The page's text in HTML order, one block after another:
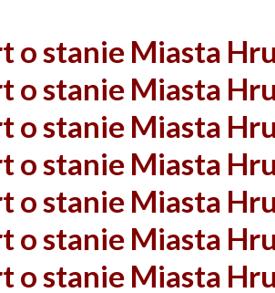
o stanie Miasta
o stanie Miasta
o stanie Miasta
o stanie Miasta
o stanie Miasta
o stanie Miasta
o stanie Miasta